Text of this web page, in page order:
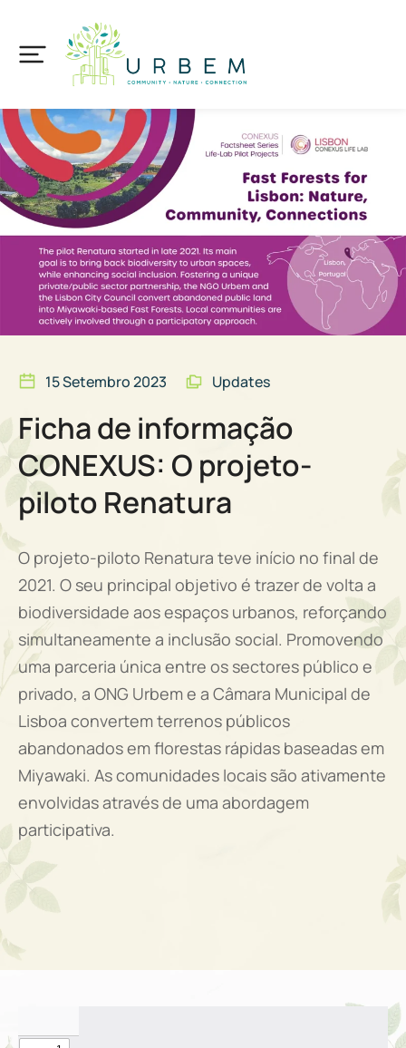
15 Setembro 2023 Updates
Ficha de informação
CONEXUS: O projeto-
piloto Renatura
O projeto-piloto Renatura teve início no final de
2021. O seu principal objetivo é trazer de volta a
biodiversidade aos espaços urbanos, reforçando
simultaneamente a inclusão social. Promovendo
uma parceria única entre os sectores público e
privado, a ONG Urbem e a Câmara Municipal de
Lisboa convertem terrenos públicos
abandonados em florestas rápidas baseadas em
Miyawaki. As comunidades locais são ativamente
envolvidas através de uma abordagem
participativa.